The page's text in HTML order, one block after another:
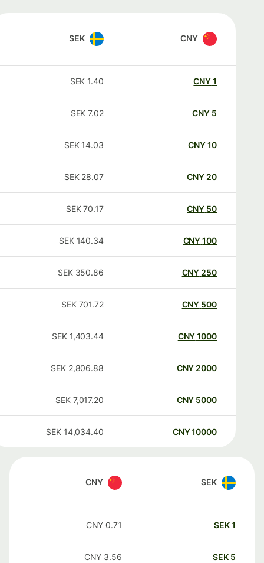
CNY
SEK
CNY
1.40
SEK
CNY
7.02
SEK
CNY
14.03
SEK
20
CNY
28.07
SEK
50
CNY
70.17
SEK
100
CNY
140.34
SEK
250
CNY
350.86
SEK
500
CNY
701.72
SEK
1000
CNY
1,403.44
SEK
2000
CNY
2,806.88
SEK
5000
CNY
7,017.20
SEK
10000
CNY
14,034.40
SEK
SEK
CNY
SEK
0.71
CNY
SEK
3.56
CNY